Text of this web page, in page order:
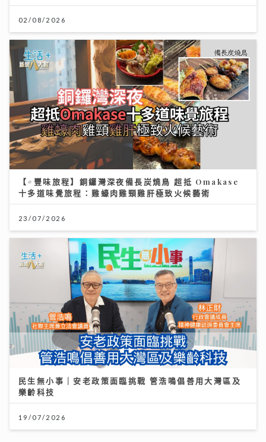
02/08/2026
【#豐味旅程】銅鑼灣深夜備長炭燒鳥 超抵 Omakase
十多道味覺旅程：雞蠔肉雞頸雞肝極致火候藝術
23/07/2026
民生無小事｜安老政策面臨挑戰 管浩鳴倡善用大灣區及
樂齡科技
19/07/2026